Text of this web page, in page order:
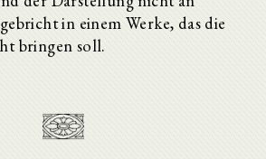
in einem Werke, das die
bringen soll.